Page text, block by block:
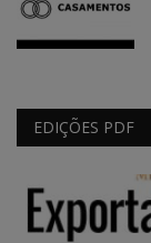
EDIÇÕES PDF